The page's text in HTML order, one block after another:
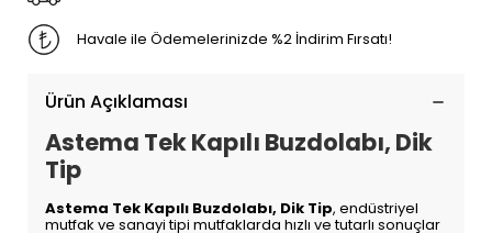
Havale ile Ödemelerinizde %2 İndirim Fırsatı!
Ürün Açıklaması
Astema Tek Kapılı Buzdolabı, Dik
Tip
Astema Tek Kapılı Buzdolabı, Dik Tip, endüstriyel
mutfak ve sanayi tipi mutfaklarda hızlı ve tutarlı sonuçlar